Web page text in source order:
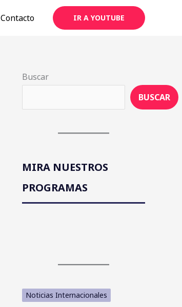
Contacto IR A YOUTUBE
Buscar
BUSCAR
MIRA NUESTROS
PROGRAMAS
Noticias Internacionales